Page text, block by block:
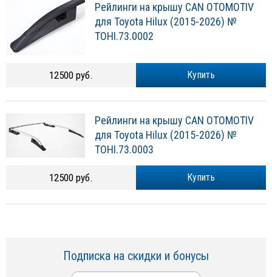
Рейлинги на крышу CAN OTOMOTIV
для Toyota Hilux (2015-2026) №
TOHI.73.0002
Купить
12500 руб.
Рейлинги на крышу CAN OTOMOTIV
для Toyota Hilux (2015-2026) №
TOHI.73.0003
Купить
12500 руб.
Подписка на скидки и бонусы